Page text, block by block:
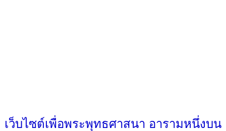
เว็บไซต์เพื่อพระพุทธศาสนา อารามหนึ่งบน